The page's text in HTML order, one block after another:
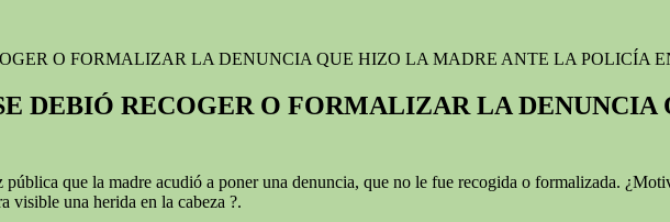
O FORMALIZAR LA DENUNCIA QUE HIZO LA MADRE ANTE LA POLICÍA
DEBIÓ RECOGER O FORMALIZAR LA
que la madre acudió a poner una denuncia, que no le fue recogida o formalizada.
visible una herida en la cabeza ?.